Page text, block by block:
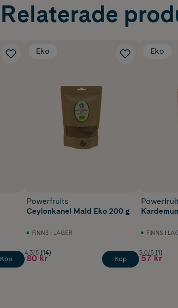
Relaterade
Köp
Eko
Powerfruits
Ceylonkanel Mald Eko 200 g
FINNS I LAGER
4.3/5 (14)
80 kr Köp
Eko
FINNS I
5.0/5 (1)
57 kr